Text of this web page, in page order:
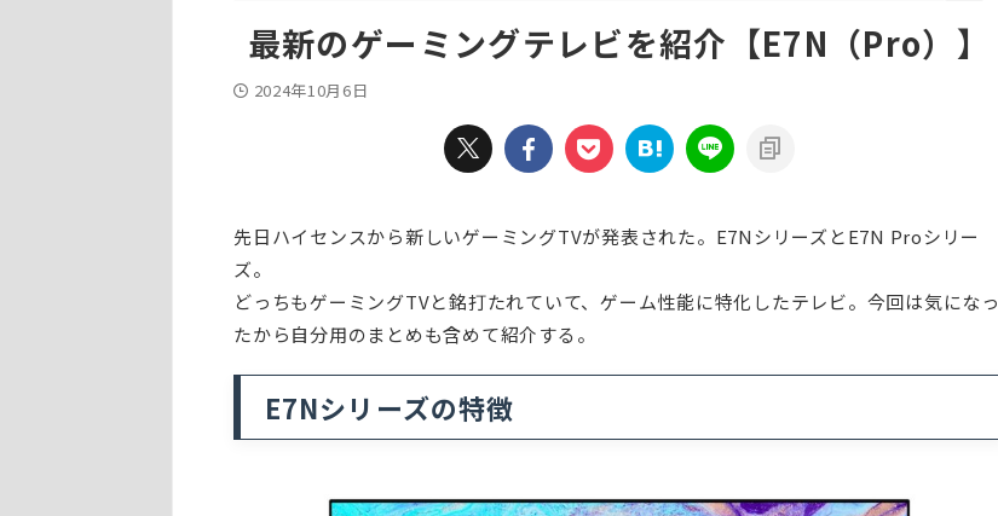
最新のゲーミングテレビを紹介【E7N（Pro）】
2024年10月6日
先日ハイセンスから新しいゲーミングTVが発表された。E7NシリーズとE7N Proシリー
ズ。
どっちもゲーミングTVと銘打たれていて、ゲーム性能に特化したテレビ。今回は気になっ
たから自分用のまとめも含めて紹介する。
E7Nシリーズの特徴